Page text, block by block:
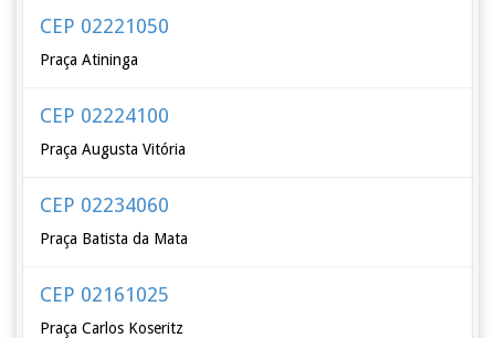
CEP 02221050
Praça Atininga
CEP 02224100
Praça Augusta Vitória
CEP 02234060
Praça Batista da Mata
CEP 02161025
Praça Carlos Koseritz